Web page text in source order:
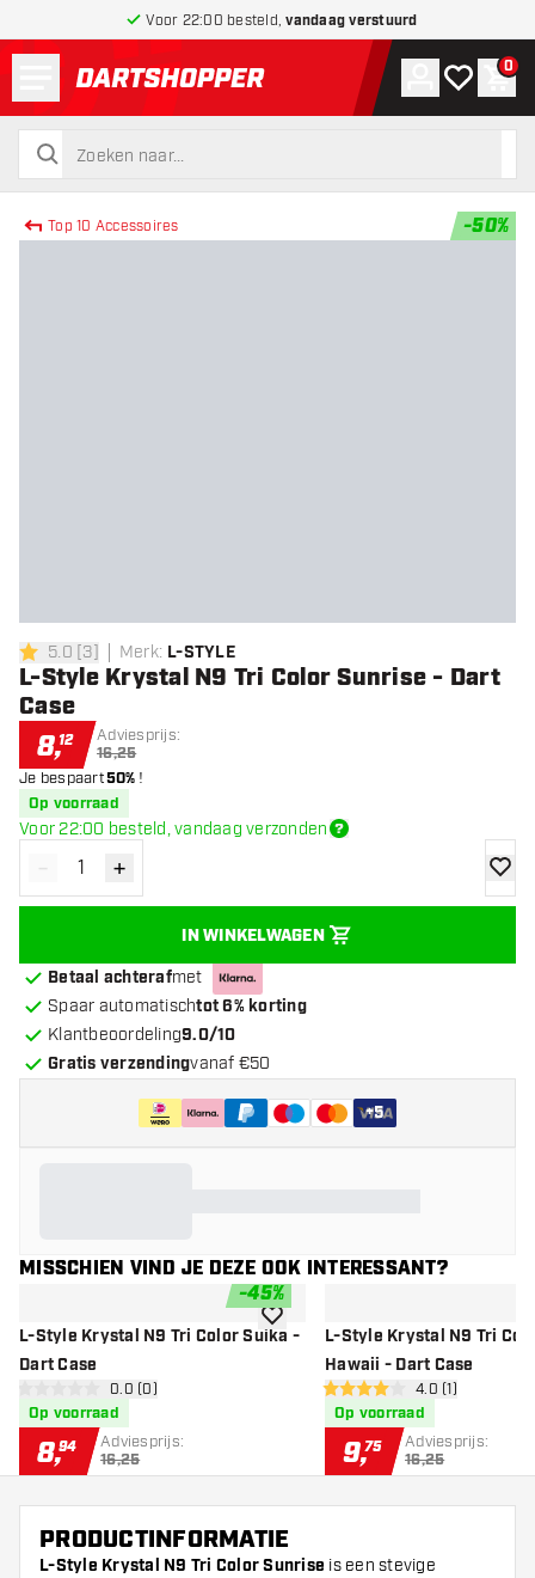
Voor 22:00 besteld,vandaag verstuurd
terug naar home pagina
zoeken
zoeken
Account
Mijn 0
Top 10 Accessoires -50%
5 score sterren
5.0 [3] Merk: L-STYLE
L-Style Krystal N9 Tri Color Sunrise - Dart
Case
8,12 Adviesprijs:
16,25
Je bespaart50% !
Op voorraad
Voor 22:00 besteld, vandaag verzonden
Verminder hoeveelheid
- Verhoog hoeveelheid
+
IN WINKELWAGEN
Betaal achterafmet
Spaar automatischtot 6% korting
Klantbeoordeling9.0/10
Gratis verzendingvanaf €50
+5
MISSCHIEN VIND JE DEZE OOK INTERESSANT?
-45%
L-Style Krystal N9 Tri Color Suika -
Dart Case
open reviews drawer
0 score sterren0.0 (0)
Op voorraad
8,94 Adviesprijs:
16,25
toevoegen aan verlanglijst
L-Style Krystal N9 Tri
Hawaii - Dart Case
open reviews
4 score sterren4.0 (1)
Op voorraad
9,75 Adviesprijs:
16,25
PRODUCTINFORMATIE
L-Style Krystal N9 Tri Color Sunrise is een stevige